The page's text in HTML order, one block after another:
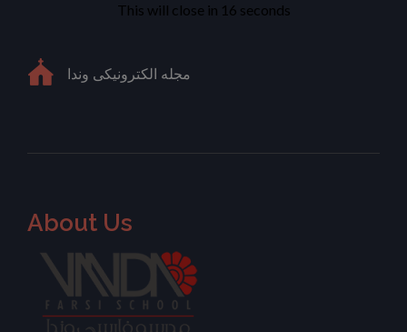
مجله الکترونیکی وندا
About Us
This will close in 15 seconds